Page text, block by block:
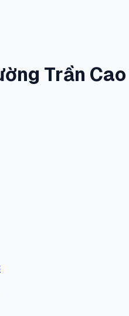
Trần